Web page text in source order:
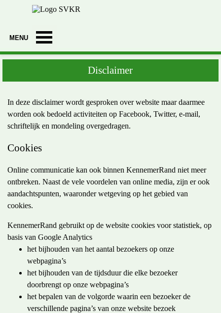
Ga naar de inhoud
Disclaimer
In deze disclaimer wordt gesproken over website maar daarmee
worden ook bedoeld activiteiten op Facebook, Twitter, e-mail,
schriftelijk en mondeling overgedragen.
Cookies
Online communicatie kan ook binnen KennemerRand niet meer
ontbreken. Naast de vele voordelen van online media, zijn er ook
aandachtspunten, waaronder wetgeving op het gebied van
cookies.
KennemerRand gebruikt op de website cookies voor statistiek, op
basis van Google Analytics
het bijhouden van het aantal bezoekers op onze
webpagina’s
het bijhouden van de tijdsduur die elke bezoeker
doorbrengt op onze webpagina’s
het bepalen van de volgorde waarin een bezoeker de
verschillende pagina’s van onze website bezoek